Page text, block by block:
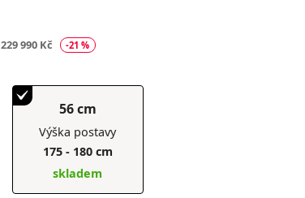
229 990 Kč -21 %
56 cm
Výška postavy
175 - 180 cm
skladem